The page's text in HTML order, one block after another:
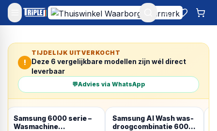
Mijn account
!
TIJDELIJK UITVERKOCHT
Deze 6 vergelijkbare modellen zijn wél direct
leverbaar
💬Advies via WhatsApp
Samsung 6000 serie –
Wasmachine
Samsung AI Wash was-
droogcombinatie 6000-